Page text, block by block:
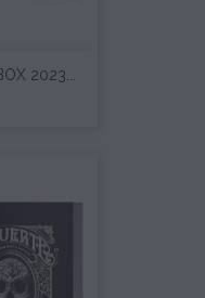
2023...